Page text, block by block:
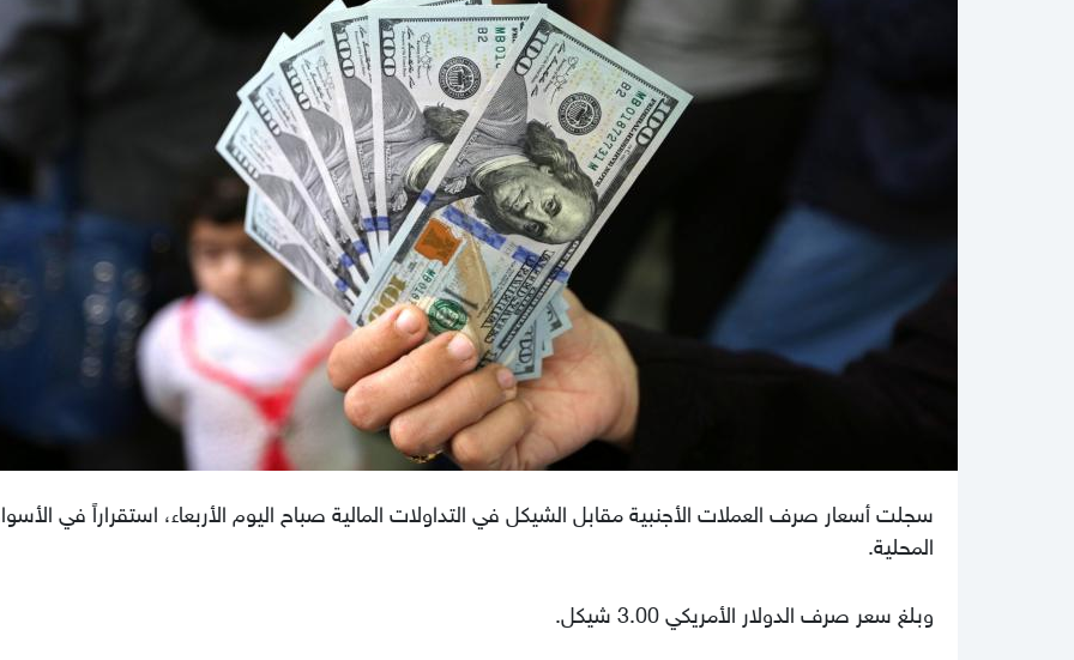
سجلت أسعار صرف العملات الأجنبية مقابل الشيكل في التداولات المالية صباح اليوم الأربعاء، استقراراً في
المحلية.
وبلغ سعر صرف الدولار الأمريكي 3.00 شيكل.